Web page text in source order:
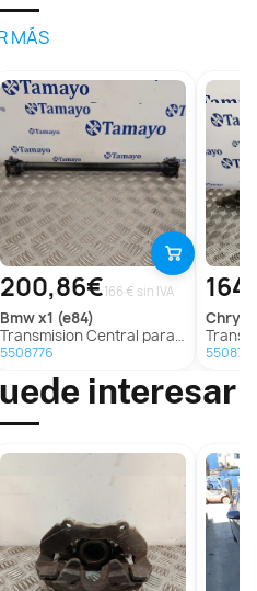
MÁS
200,86€166 € sin IVA
bmwx1 (e84)
Transmision Central para Bmw X1 (E84)
5508776
Transmision
interesar